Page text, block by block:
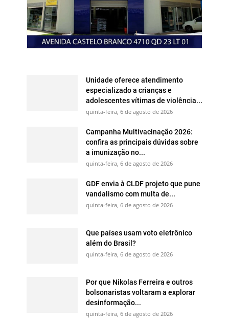
Unidade oferece atendimento
especializado a crianças e
adolescentes vítimas de violência...
quinta-feira, 6 de agosto de 2026
Campanha Multivacinação 2026:
confira as principais dúvidas sobre
a imunização no...
quinta-feira, 6 de agosto de 2026
GDF envia à CLDF projeto que pune
vandalismo com multa de...
quinta-feira, 6 de agosto de 2026
Que países usam voto eletrônico
além do Brasil?
quinta-feira, 6 de agosto de 2026
Por que Nikolas Ferreira e outros
bolsonaristas voltaram a explorar
desinformação...
quinta-feira, 6 de agosto de 2026